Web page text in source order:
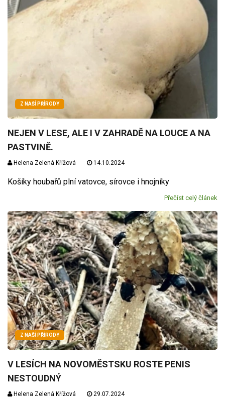
Z NAŠÍ PŘÍRODY
NEJEN V LESE, ALE I V ZAHRADĚ NA LOUCE A NA
PASTVINĚ.
Helena Zelená Křížová 14.10.2024
Košíky houbařů plní vatovce, sírovce i hnojníky
Přečíst celý článek
Z NAŠÍ PŘÍRODY
V LESÍCH NA NOVOMĚSTSKU ROSTE PENIS
NESTOUDNÝ
Helena Zelená Křížová 29.07.2024